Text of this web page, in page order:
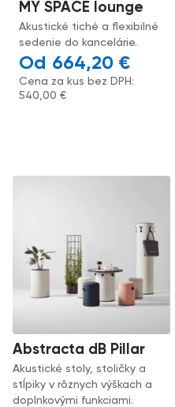
MY SPACE lounge
Akustické tiché a flexibilné
sedenie do kancelárie.
664,20 €
Cena za kus bez DPH:
540,00€
Abstracta dB Pillar
Akustické stoly, stoličky a
stĺpiky v rôznych výškach a
doplnkovými funkciami.